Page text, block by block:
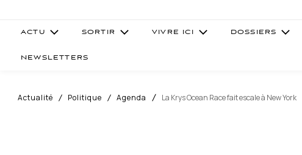
ACTU SORTIR VIVRE ICI DOSSIERS
NEWSLETTERS
Actualité Politique Agenda La Krys Ocean Race fait escale à New York